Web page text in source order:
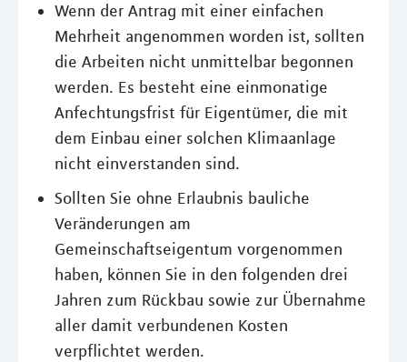
Wenn der Antrag mit einer einfachen
Mehrheit angenommen worden ist, sollten
die Arbeiten nicht unmittelbar begonnen
werden. Es besteht eine einmonatige
Anfechtungsfrist für Eigentümer, die mit
dem Einbau einer solchen Klimaanlage
nicht einverstanden sind.
Sollten Sie ohne Erlaubnis bauliche
Veränderungen am
Gemeinschaftseigentum vorgenommen
haben, können Sie in den folgenden drei
Jahren zum Rückbau sowie zur Übernahme
aller damit verbundenen Kosten
verpflichtet werden.